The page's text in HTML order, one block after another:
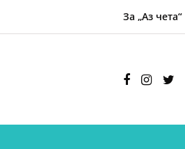
За „Аз чета“